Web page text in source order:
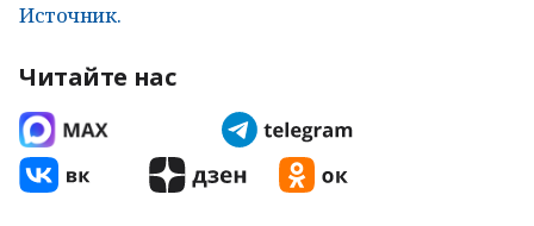
Источник.
Читайте нас